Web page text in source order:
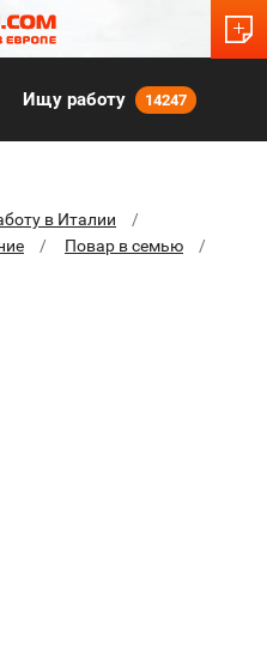
Ищу работу 14247
в Италии
Повар в семью